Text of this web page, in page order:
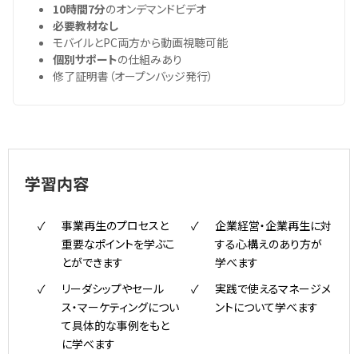
10時間7分のオンデマンドビデオ
必要教材なし
モバイルとPC両方から動画視聴可能
個別サポートの仕組みあり
修了証明書（オープンバッジ発行）
学習内容
事業再生のプロセスと
重要なポイントを学ぶこ
とができます
企業経営・企業再生に対
する心構えのあり方が
学べます
リーダシップやセール
ス・マーケティングについ
て具体的な事例をもと
に学べます
実践で使えるマネージメ
ントについて学べます